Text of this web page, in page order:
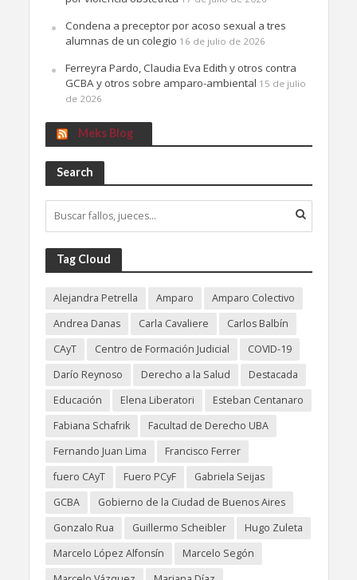
Condena a preceptor por acoso sexual a tres
alumnas de un colegio 16 de julio de 2026
Ferreyra Pardo, Claudia Eva Edith y otros contra
GCBA y otros sobre amparo-ambiental 15 de julio
de 2026
Meks Blog
Search
Tag Cloud
Alejandra Petrella Amparo
Amparo Colectivo
Andrea Danas
Carla Cavaliere
Carlos Balbín
CAyT
Centro de Formación Judicial
COVID-19
Darío Reynoso
Derecho a la Salud
Destacada
Educación
Elena Liberatori
Esteban Centanaro
Fabiana Schafrik
Facultad de Derecho UBA
Fernando Juan Lima
Francisco Ferrer
fuero CAyT
Fuero PCyF
Gabriela Seijas
GCBA
Gobierno de la Ciudad de Buenos Aires
Gonzalo Rua
Guillermo Scheibler
Hugo Zuleta
Marcelo López Alfonsín
Marcelo Segón